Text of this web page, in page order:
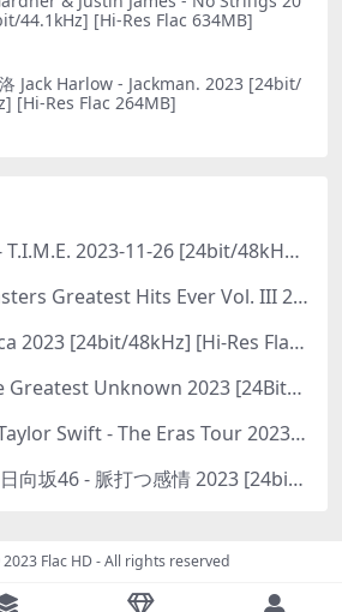
44.1kHz] [Hi-Res Flac 634MB]
Jack Harlow - Jackman. 2023 [24bit/
[Hi-Res Flac 264MB]
G.E.M. 邓紫棋 - T.I.M.E. 2023-11-26 [24bit/48kHz] [Hi-Res Flac 313MB]
VA - Hi-Res Masters Greatest Hits Ever Vol. III 2023 [24Bit/192kHz] [Hi-Res Flac 10.5GB]
Vaundy - replica 2023 [24bit/48kHz] [Hi-Res Flac 1.6GB]
King Gnu - The Greatest Unknown 2023 [24Bit/48kHz] [Hi-Res Flac 752MB]
泰勒·斯威夫特 Taylor Swift - The Eras Tour 2023 [24bit/44.1kHz] [Hi-Res Flac 2.02GB]
Hinatazaka46 日向坂46 - 脈打つ感情 2023 [24bit/96kHz] [Hi-Res Flac 3.3GB]
Flac HD- All rights reserved